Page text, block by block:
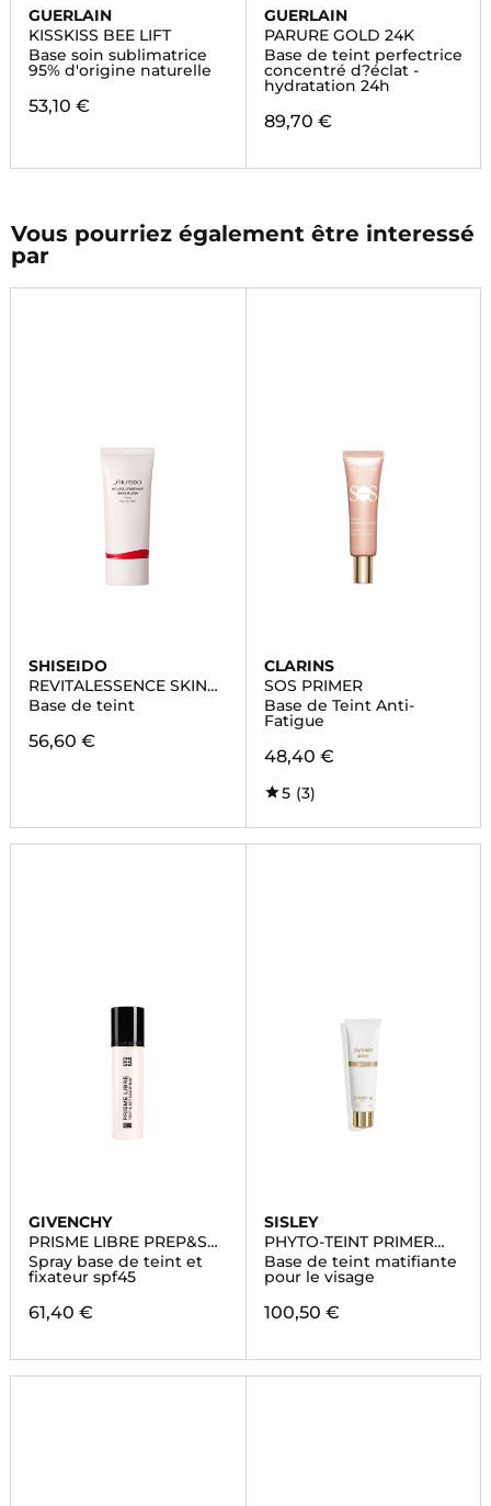
GUERLAIN
KISSKISS BEE LIFT
Base soin sublimatrice
95% d'origine naturelle
53,10 €
GUERLAIN
PARURE GOLD 24K
Base de teint perfectrice
concentré d?éclat -
hydratation 24h
89,70 €
Vous pourriez également être interessé
par
SHISEIDO
REVITALESSENCE SKIN
GLOW
Base de teint
56,60 €
CLARINS
SOS PRIMER
Base de Teint Anti-
Fatigue
48,40 €
5 (3)
GIVENCHY
PRISME LIBRE PREP&SET
GLOW MIST
Spray base de teint et
fixateur spf45
61,40 €
SISLEY
PHYTO-TEINT PRIMER
MATTE
Base de teint matifiante
pour le visage
100,50 €